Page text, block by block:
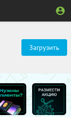
Загрузить